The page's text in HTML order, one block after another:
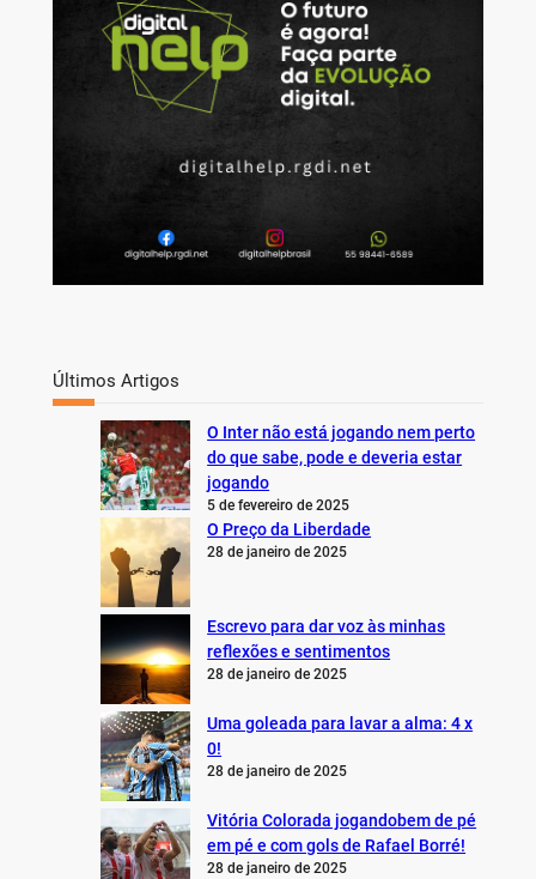
Últimos Artigos
O Inter não está jogando nem perto
do que sabe, pode e deveria estar
jogando
5 de fevereiro de 2025
O Preço da Liberdade
28 de janeiro de 2025
Escrevo para dar voz às minhas
reflexões e sentimentos
28 de janeiro de 2025
Uma goleada para lavar a alma: 4 x
0!
28 de janeiro de 2025
Vitória Colorada jogandobem de pé
em pé e com gols de Rafael Borré!
28 de janeiro de 2025